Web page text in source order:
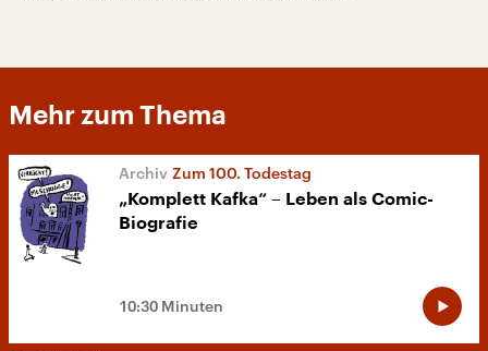
Mehr zum Thema
Zum 100. Todestag
„Komplett Kafka“ – Leben als Comic-
Biografie
10:30 Minuten